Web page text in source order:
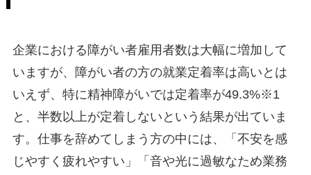
企業における障がい者雇用者数は大幅に増加して
いますが、障がい者の方の就業定着率は高いとは
いえず、特に精神障がいでは定着率が49.3%※1
と、半数以上が定着しないという結果が出ていま
す。仕事を辞めてしまう方の中には、「不安を感
じやすく疲れやすい」「音や光に過敏なため業務